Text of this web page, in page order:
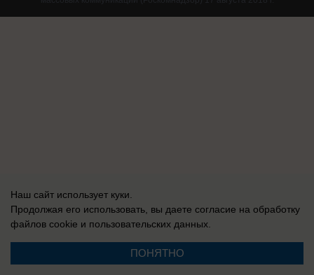
Наш сайт использует куки.
Продолжая его использовать, вы даете согласие на обработку
файлов cookie и пользовательских данных.
ПОНЯТНО